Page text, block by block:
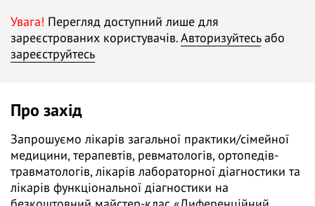
Увага! Перегляд доступний лише для
зареєстрованих користувачів.Авторизуйтесьабо
зареєструйтесь
Про захід
Запрошуємо лікарів загальної практики/сімейної
медицини, терапевтів, ревматологів, ортопедів-
травматологів, лікарів лабораторної діагностики та
лікарів функціональної діагностики на